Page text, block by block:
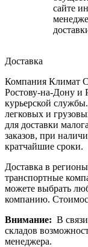
сайте
Доставка
Компания Климат
Ростову-на-Дону и
курьерской
легковых и
для доставки
заказов, при
кратчайшие сроки.
Доставка в
транспортные
можете выбрать
компанию.
Внимание: В
складов
менеджера.